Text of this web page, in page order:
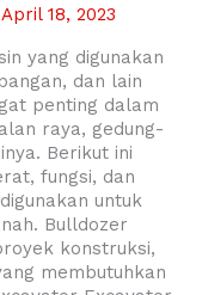
April 18, 2023
yang digunakan
dan lain
penting dalam
raya, gedung-
Berikut ini
fungsi, dan
untuk
Bulldozer
konstruksi,
membutuhkan